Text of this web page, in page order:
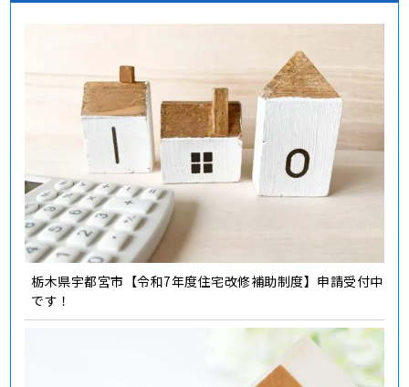
栃木県宇都宮市【令和7年度住宅改修補助制度】申請受付中
です！